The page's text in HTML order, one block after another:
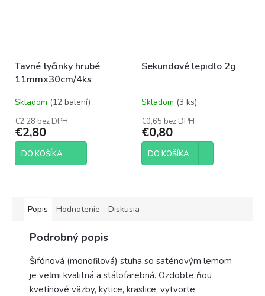
Tavné tyčinky hrubé
11mmx30cm/4ks
Skladom (12 balení)
€2,28 bez DPH
€2,80
DO KOŠÍKA
Sekundové lepidlo 2g
Skladom (3 ks)
€0,65 bez DPH
€0,80
DO KOŠÍKA
Popis Hodnotenie Diskusia
Podrobný popis
Šifónová (monofilová) stuha so saténovým lemom
je veľmi kvalitná a stálofarebná. Ozdobte ňou
kvetinové väzby, kytice, kraslice, vytvorte